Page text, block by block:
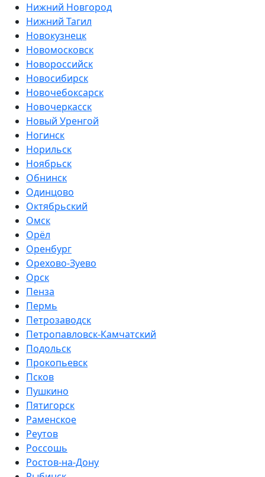
Нижний Новгород
Нижний Тагил
Новокузнецк
Новомосковск
Новороссийск
Новосибирск
Новочебоксарск
Новочеркасск
Новый Уренгой
Ногинск
Норильск
Ноябрьск
Обнинск
Одинцово
Октябрьский
Омск
Орёл
Оренбург
Орехово-Зуево
Орск
Пенза
Пермь
Петрозаводск
Петропавловск-Камчатский
Подольск
Прокопьевск
Псков
Пушкино
Пятигорск
Раменское
Реутов
Россошь
Ростов-на-Дону